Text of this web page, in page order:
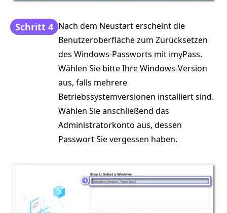
Schritt 4 Nach dem Neustart erscheint die
Benutzeroberfläche zum Zurücksetzen
des Windows-Passworts mit imyPass.
Wählen Sie bitte Ihre Windows-Version
aus, falls mehrere
Betriebssystemversionen installiert sind.
Wählen Sie anschließend das
Administratorkonto aus, dessen
Passwort Sie vergessen haben.